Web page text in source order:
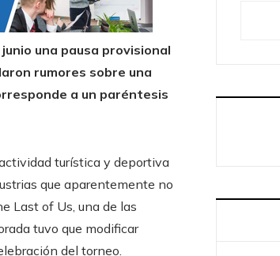
una pausa provisional
rumores sobre una
a un paréntesis
turística y deportiva
que aparentemente no
Last of Us, una de las
tuvo que modificar
del torneo.